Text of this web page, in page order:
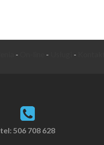
- - -
tel: 506 708 628